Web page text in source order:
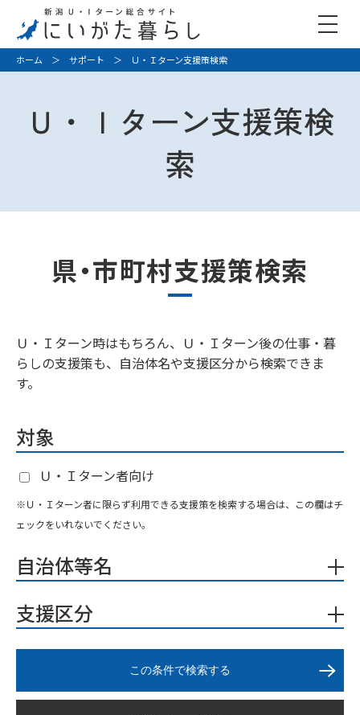
ホーム ＞ サポート ＞ Ｕ・Ｉターン支援策検索
Ｕ・Ｉターン支援策検
索
県・市町村支援策検索
Ｕ・Ｉターン時はもちろん、Ｕ・Ｉターン後の仕事・暮
らしの支援策も、自治体名や支援区分から検索できま
す。
対象
Ｕ・Ｉターン者向け
※Ｕ・Ｉターン者に限らず利用できる支援策を検索する場合は、この欄はチ
ェックをいれないでください。
自治体等名
支援区分
この条件で検索する